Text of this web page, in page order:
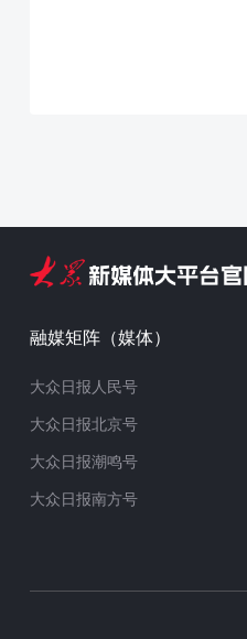
融媒矩阵（媒体）
大众日报人民号
大众日报北京号
大众日报潮鸣号
大众日报南方号